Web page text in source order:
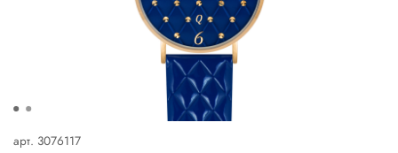
арт. 3076117